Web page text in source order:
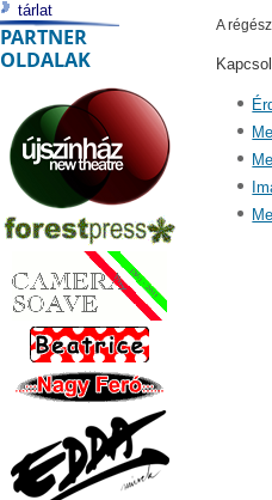
A
tárlat
PARTNER
OLDALAK